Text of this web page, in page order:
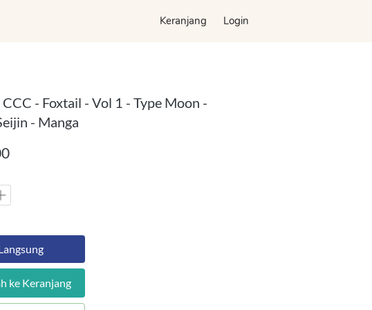
Keranjang Login
Keranjang Login
- Foxtail - Vol 1 - Type Moon -
- Manga
ke Keranjang